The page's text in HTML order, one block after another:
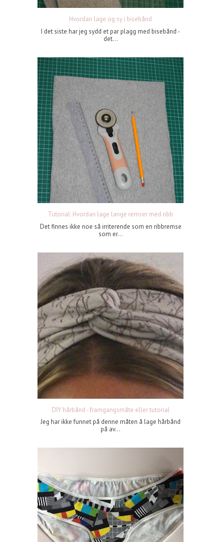
Hvordan lage og sy i bisebånd
I det siste har jeg sydd et par plagg med bisebånd -
det...
Tutorial: Hvordan lage lange remser med ribb
Det finnes ikke noe så irriterende som en ribbremse
som er...
DIY hårbånd - framgangsmåte eller tutorial
Jeg har ikke funnet på denne måten å lage hårbånd
på av...